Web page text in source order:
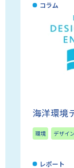
コラム
海洋環境
環境 デザイン
レポート